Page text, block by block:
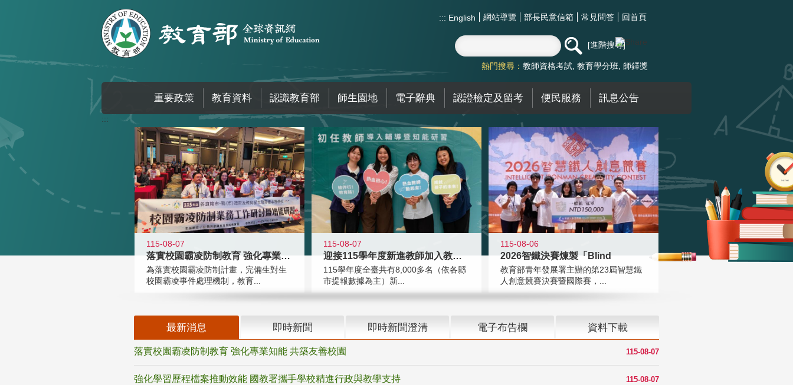
::: English 網站導覽 部長民意信箱 常見問答 回首頁
進階搜尋
熱門搜尋： 教師資格考試 教育學分班 師鐸獎
重要政策 教育資料 認識教育部 師生園地 電子辭典 認證檢定及留考 便民服務 訊息公告
:::
115-08-07
落實校園霸凌防制教育 強化專業知能
為落實校園霸凌防制計畫，完備生對生
校園霸凌事件處理機制，教育...
115-08-07
迎接115學年度新進教師加入教育現
115學年度全臺共有8,000多名（依各縣
市提報數據為主）新...
115-08-06
2026智鐵決賽煉製「Blind
教育部青年發展署主辦的第23屆智慧鐵
人創意競賽決賽暨國際賽，...
最新消息 即時新聞 即時新聞澄清 電子布告欄 資料下載
115-08-07
落實校園霸凌防制教育 強化專業知能 共築友善校園
115-08-07
強化學習歷程檔案推動效能 國教署攜手學校精進行政與教學支持